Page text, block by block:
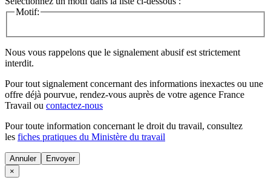
Motif:
Nous vous rappelons que le signalement abusif est strictement
interdit.
Pour tout signalement concernant des informations inexactes ou une
offre déjà pourvue, rendez-vous auprès de votre agence France
Travail ou contactez-nous
Pour toute information concernant le droit du travail, consultez
les fiches pratiques du Ministère du travail
Annuler
×